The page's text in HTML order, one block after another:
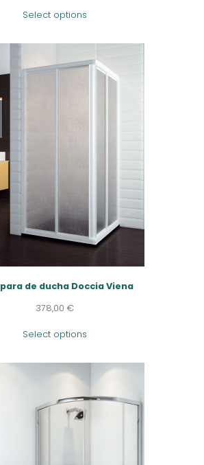
Select options
de ducha Doccia Viena
378,00€
Select options